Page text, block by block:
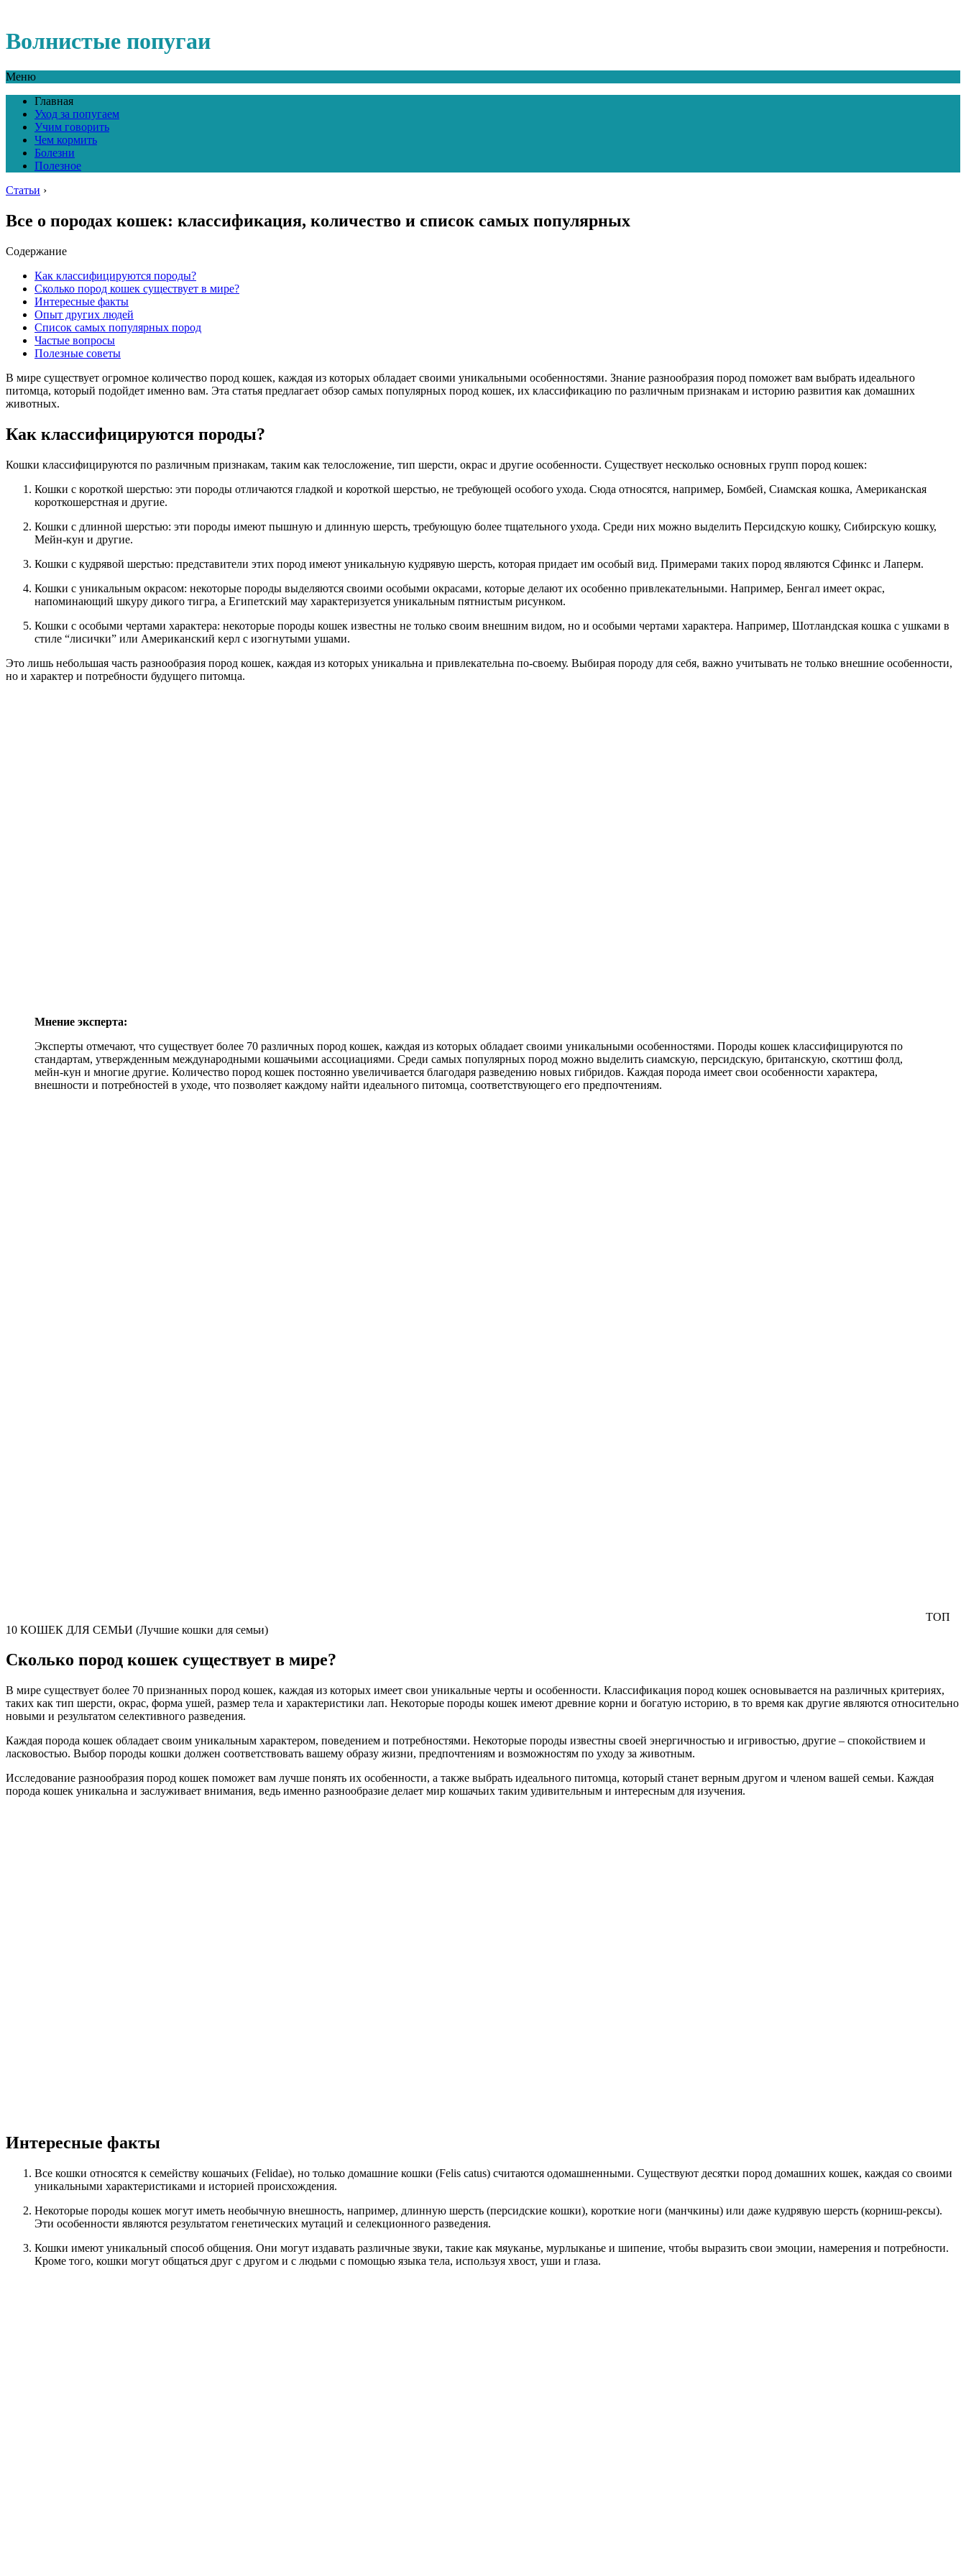
Волнистые попугаи
Меню
Главная
Уход за попугаем
Учим говорить
Чем кормить
Болезни
Полезное
Статьи ›
Все о породах кошек: классификация, количество и список самых популярных
Содержание
Как классифицируются породы?
Сколько пород кошек существует в мире?
Интересные факты
Опыт других людей
Список самых популярных пород
Частые вопросы
Полезные советы
В мире существует огромное количество пород кошек, каждая из которых обладает своими уникальными особенностями. Знание разнообразия пород поможет вам выбрать идеального
питомца, который подойдет именно вам. Эта статья предлагает обзор самых популярных пород кошек, их классификацию по различным признакам и историю развития как домашних
животных.
Как классифицируются породы?
Кошки классифицируются по различным признакам, таким как телосложение, тип шерсти, окрас и другие особенности. Существует несколько основных групп пород кошек:
Кошки с короткой шерстью: эти породы отличаются гладкой и короткой шерстью, не требующей особого ухода. Сюда относятся, например, Бомбей, Сиамская кошка, Американская
короткошерстная и другие.
Кошки с длинной шерстью: эти породы имеют пышную и длинную шерсть, требующую более тщательного ухода. Среди них можно выделить Персидскую кошку, Сибирскую кошку,
Мейн-кун и другие.
Кошки с кудрявой шерстью: представители этих пород имеют уникальную кудрявую шерсть, которая придает им особый вид. Примерами таких пород являются Сфинкс и Лаперм.
Кошки с уникальным окрасом: некоторые породы выделяются своими особыми окрасами, которые делают их особенно привлекательными. Например, Бенгал имеет окрас,
напоминающий шкуру дикого тигра, а Египетский мау характеризуется уникальным пятнистым рисунком.
Кошки с особыми чертами характера: некоторые породы кошек известны не только своим внешним видом, но и особыми чертами характера. Например, Шотландская кошка с ушками в
стиле “лисички” или Американский керл с изогнутыми ушами.
Это лишь небольшая часть разнообразия пород кошек, каждая из которых уникальна и привлекательна по-своему. Выбирая породу для себя, важно учитывать не только внешние особенности,
но и характер и потребности будущего питомца.
Мнение эксперта:
Эксперты отмечают, что существует более 70 различных пород кошек, каждая из которых обладает своими уникальными особенностями. Породы кошек классифицируются по
стандартам, утвержденным международными кошачьими ассоциациями. Среди самых популярных пород можно выделить сиамскую, персидскую, британскую, скоттиш фолд,
мейн-кун и многие другие. Количество пород кошек постоянно увеличивается благодаря разведению новых гибридов. Каждая порода имеет свои особенности характера,
внешности и потребностей в уходе, что позволяет каждому найти идеального питомца, соответствующего его предпочтениям.
ТОП
10 КОШЕК ДЛЯ СЕМЬИ (Лучшие кошки для семьи)
Сколько пород кошек существует в мире?
В мире существует более 70 признанных пород кошек, каждая из которых имеет свои уникальные черты и особенности. Классификация пород кошек основывается на различных критериях,
таких как тип шерсти, окрас, форма ушей, размер тела и характеристики лап. Некоторые породы кошек имеют древние корни и богатую историю, в то время как другие являются относительно
новыми и результатом селективного разведения.
Каждая порода кошек обладает своим уникальным характером, поведением и потребностями. Некоторые породы известны своей энергичностью и игривостью, другие – спокойствием и
ласковостью. Выбор породы кошки должен соответствовать вашему образу жизни, предпочтениям и возможностям по уходу за животным.
Исследование разнообразия пород кошек поможет вам лучше понять их особенности, а также выбрать идеального питомца, который станет верным другом и членом вашей семьи. Каждая
порода кошек уникальна и заслуживает внимания, ведь именно разнообразие делает мир кошачьих таким удивительным и интересным для изучения.
Интересные факты
Все кошки относятся к семейству кошачьих (Felidae), но только домашние кошки (Felis catus) считаются одомашненными. Существуют десятки пород домашних кошек, каждая со своими
уникальными характеристиками и историей происхождения.
Некоторые породы кошек могут иметь необычную внешность, например, длинную шерсть (персидские кошки), короткие ноги (манчкины) или даже кудрявую шерсть (корниш-рексы).
Эти особенности являются результатом генетических мутаций и селекционного разведения.
Кошки имеют уникальный способ общения. Они могут издавать различные звуки, такие как мяуканье, мурлыканье и шипение, чтобы выразить свои эмоции, намерения и потребности.
Кроме того, кошки могут общаться друг с другом и с людьми с помощью языка тела, используя хвост, уши и глаза.